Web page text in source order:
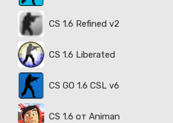
CS 1.6 Refined v2
CS 1.6 Liberated
CS GO 1.6 CSL v6
CS 1.6 от Animan